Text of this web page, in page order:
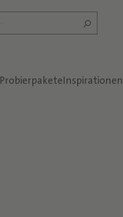
ProbierpaketeInspirationen